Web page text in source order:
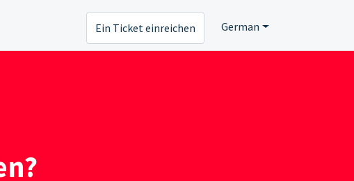
Ein Ticket einreichen German